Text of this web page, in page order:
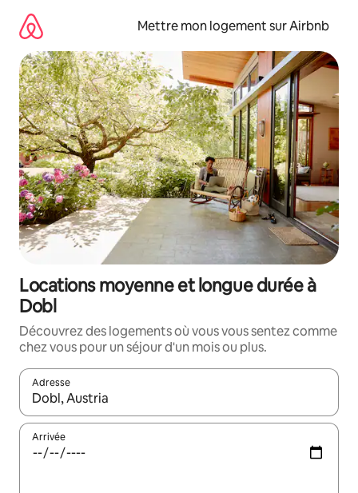
directement
contenu
Mettre mon logement sur Airbnb
Locations moyenne et longue durée à
Dobl
Découvrez des logements où vous vous sentez comme
chez vous pour un séjour d'un mois ou plus.
Adresse
Lorsque les résultats s'affichent, utilisez les flèches vers le
Arrivée